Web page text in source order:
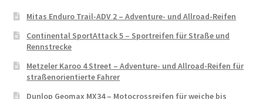
Mitas Enduro Trail-ADV 2 – Adventure- und Allroad-Reifen
Continental SportAttack 5 – Sportreifen für Straße und
Rennstrecke
Metzeler Karoo 4 Street – Adventure- und Allroad-Reifen für
straßenorientierte Fahrer
Dunlop Geomax MX34 – Motocrossreifen für weiche bis